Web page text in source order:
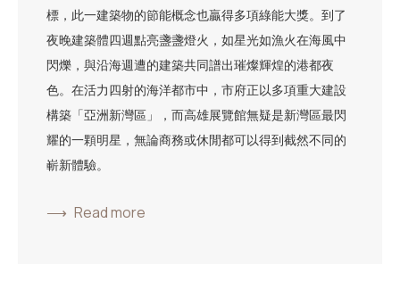
標，此一建築物的節能概念也贏得多項綠能大獎。到了
夜晚建築體四週點亮盞盞燈火，如星光如漁火在海風中
閃爍，與沿海週遭的建築共同譜出璀燦輝煌的港都夜
色。在活力四射的海洋都市中，市府正以多項重大建設
構築「亞洲新灣區」，而高雄展覽館無疑是新灣區最閃
耀的一顆明星，無論商務或休閒都可以得到截然不同的
嶄新體驗。
Read more